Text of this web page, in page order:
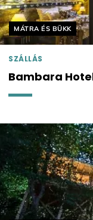
Helyszín címkék:
MÁTRA ÉS BÜKK
SZÁLLÁS
Bambara